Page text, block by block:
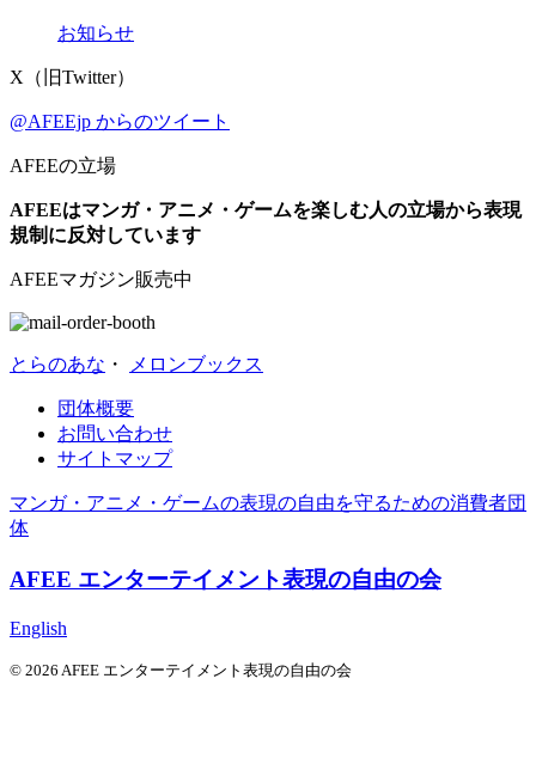
お知らせ
X（旧Twitter）
@AFEEjp からのツイート
AFEEの立場
AFEEはマンガ・アニメ・ゲームを楽しむ人の立場から表現
規制に反対しています
AFEEマガジン販売中
とらのあな ・ メロンブックス
団体概要
お問い合わせ
サイトマップ
マンガ・アニメ・ゲームの表現の自由を守るための消費者団
体
AFEE エンターテイメント表現の自由の会
English
© 2026 AFEE エンターテイメント表現の自由の会